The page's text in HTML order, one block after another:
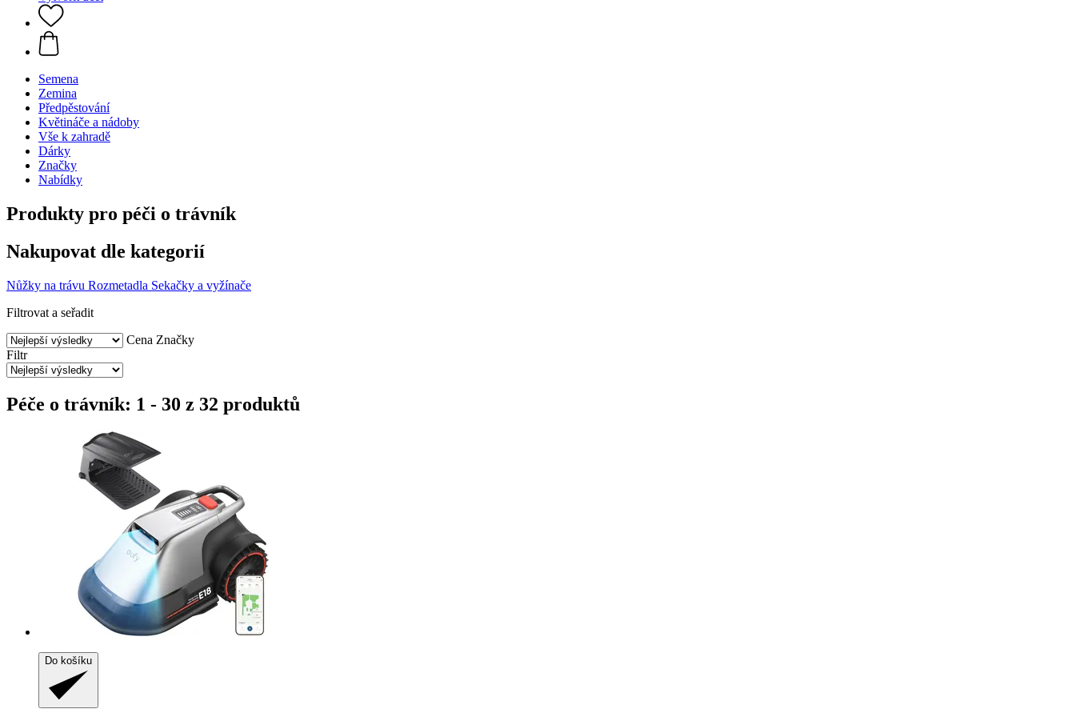
Semena
Zemina
Předpěstování
Květináče a nádoby
Vše k zahradě
Dárky
Značky
Nabídky
Produkty pro péči o trávník
Nakupovat dle kategorií
Nůžky na trávu Rozmetadla Sekačky a vyžínače
Filtrovat a seřadit
Cena Značky
Filtr
Péče o trávník: 1 - 30 z 32 produktů
Do košíku